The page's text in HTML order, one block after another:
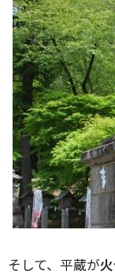
そして、平蔵が